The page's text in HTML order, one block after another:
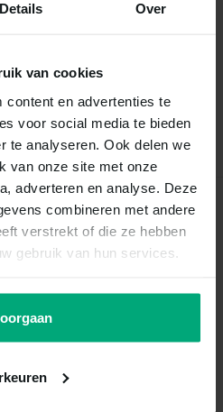
Details Over
van cookies
content en advertenties te
voor social media te bieden
te analyseren. Ook delen we
van onze site met onze
adverteren en analyse. Deze
combineren met andere
verstrekt of die ze hebben
gebruik van hun services.
over dit product..